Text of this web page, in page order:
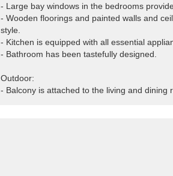
- Large bay windows in the bedrooms
- Wooden floorings and painted walls and
style.
- Kitchen is equipped with all essential
- Bathroom has been tastefully designed.
Outdoor:
- Balcony is attached to the living and dining